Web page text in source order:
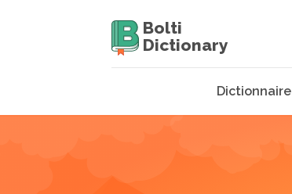
Bolti
Dictionary
Dictionnaire